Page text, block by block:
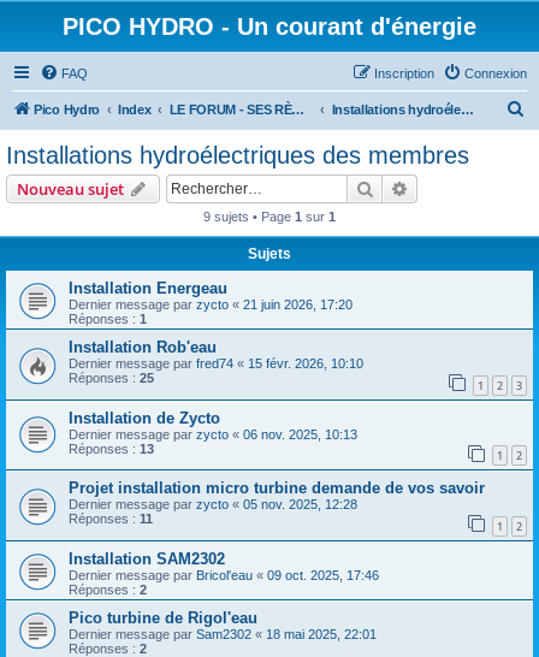
PICO HYDRO - Un courant d'énergie
FAQ Connexion
Inscription
Pico Hydro Index LE FORUM - SES RÈGLES ET SES MEMBRES Installations hydroélectriques des membres
Installations hydroélectriques des membres
Nouveau sujet Rechercher
9 sujets • Page 1 sur 1
Sujets
Installation Energeau
Dernier message par zycto « 21 juin 2026, 17:20
Réponses : 1
Installation Rob'eau
Dernier message par fred74 « 15 févr. 2026, 10:10
Réponses : 25 1 2 3
Installation de Zycto
Dernier message par zycto « 06 nov. 2025, 10:13
Réponses : 13 1 2
Projet installation micro turbine demande de vos savoir
Dernier message par zycto « 05 nov. 2025, 12:28
Réponses : 11 1 2
Installation SAM2302
Dernier message par Bricol'eau « 09 oct. 2025, 17:46
Réponses : 2
Pico turbine de Rigol'eau
Dernier message par Sam2302 « 18 mai 2025, 22:01
Réponses : 2